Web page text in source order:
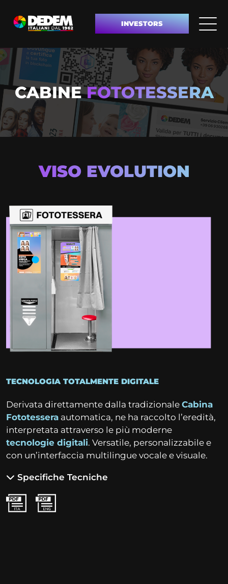
INVESTORS
CABINEFOTOTESSERA
VISO EVOLUTION
TECNOLOGIA TOTALMENTE DIGITALE
Derivata direttamente dalla tradizionale Cabina
Fototessera automatica, ne ha raccolto l’eredità,
interpretata attraverso le più moderne
tecnologie digitali. Versatile, personalizzabile e
con un’interfaccia multilingue vocale e visuale.
Specifiche Tecniche